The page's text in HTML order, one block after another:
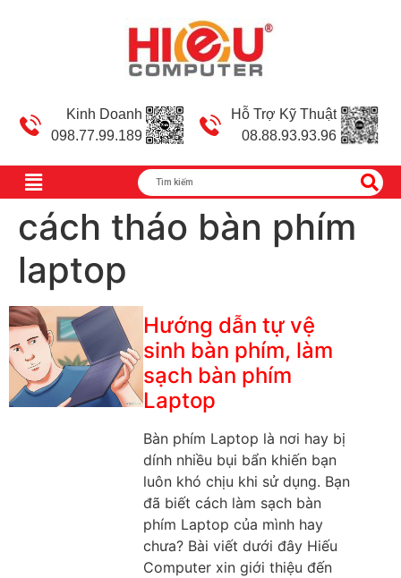
Kinh Doanh
098.77.99.189
Hỗ Trợ Kỹ Thuật
08.88.93.93.96
cách tháo bàn phím
laptop
Hướng dẫn tự vệ
sinh bàn phím, làm
sạch bàn phím
Laptop
Bàn phím Laptop là nơi hay bị
dính nhiều bụi bẩn khiến bạn
luôn khó chịu khi sử dụng. Bạn
đã biết cách làm sạch bàn
phím Laptop của mình hay
chưa? Bài viết dưới đây Hiếu
Computer xin giới thiệu đến